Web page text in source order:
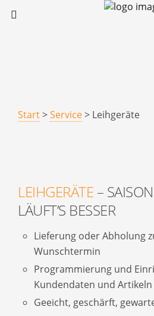
Start>Service> Leihgeräte
LEIHGERÄTE –
LÄUFT’S BESSER
Lieferung oder Abholung
Wunschtermin
Programmierung und
Kundendaten und Artikeln
Geeicht, geschärft,